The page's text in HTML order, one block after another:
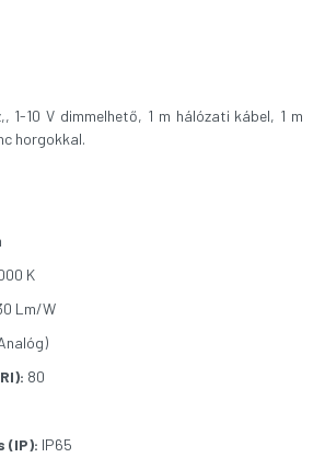
1-10 V dimmelhető, 1 m hálózati kábel, 1 m
horgokkal.
K
Lm/W
80
(IP): IP65